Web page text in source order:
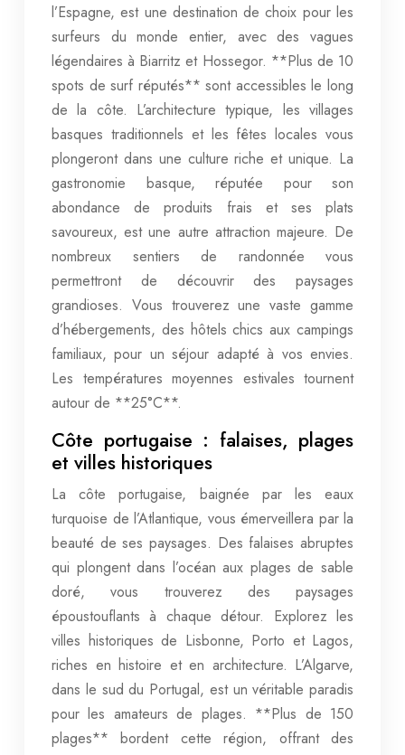
l’Espagne, est une destination de choix pour les
surfeurs du monde entier, avec des vagues
légendaires à Biarritz et Hossegor. **Plus de 10
spots de surf réputés** sont accessibles le long
de la côte. L’architecture typique, les villages
basques traditionnels et les fêtes locales vous
plongeront dans une culture riche et unique. La
gastronomie basque, réputée pour son
abondance de produits frais et ses plats
savoureux, est une autre attraction majeure. De
nombreux sentiers de randonnée vous
permettront de découvrir des paysages
grandioses. Vous trouverez une vaste gamme
d’hébergements, des hôtels chics aux campings
familiaux, pour un séjour adapté à vos envies.
Les températures moyennes estivales tournent
autour de **25°C**.
Côte portugaise : falaises, plages
et villes historiques
La côte portugaise, baignée par les eaux
turquoise de l’Atlantique, vous émerveillera par la
beauté de ses paysages. Des falaises abruptes
qui plongent dans l’océan aux plages de sable
doré, vous trouverez des paysages
époustouflants à chaque détour. Explorez les
villes historiques de Lisbonne, Porto et Lagos,
riches en histoire et en architecture. L’Algarve,
dans le sud du Portugal, est un véritable paradis
pour les amateurs de plages. **Plus de 150
plages** bordent cette région, offrant des